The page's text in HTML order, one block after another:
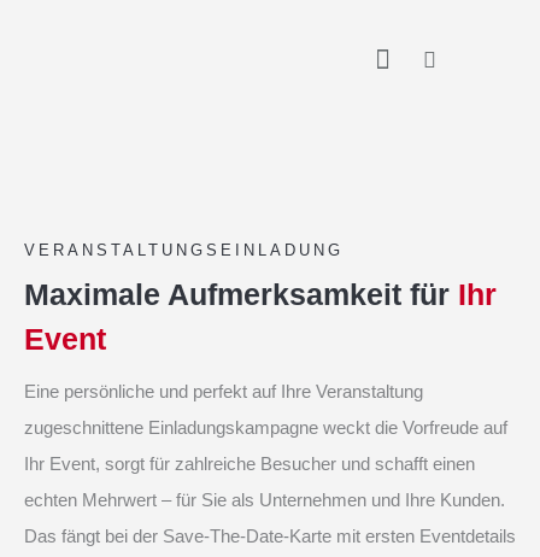
VERANSTALTUNGSEINLADUNG
Maximale Aufmerksamkeit für Ihr
Event
Eine persönliche und perfekt auf Ihre Veranstaltung
zugeschnittene Einladungskampagne weckt die Vorfreude auf
Ihr Event, sorgt für zahlreiche Besucher und schafft einen
echten Mehrwert – für Sie als Unternehmen und Ihre Kunden.
Das fängt bei der Save-The-Date-Karte mit ersten Eventdetails